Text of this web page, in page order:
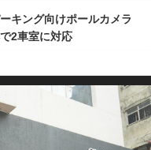
キング向けポールカメラ
2車室に対応